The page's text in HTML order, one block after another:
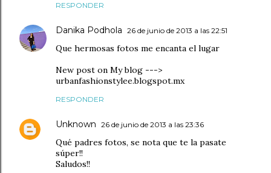
RESPONDER
Danika Podhola 26 de junio de 2013 a las 22:51
Que hermosas fotos me encanta el lugar
New post on My blog --->
urbanfashionstylee.blogspot.mx
RESPONDER
Unknown 26 de junio de 2013 a las 23:36
Qué padres fotos, se nota que te la pasate
súper!!
Saludos!!